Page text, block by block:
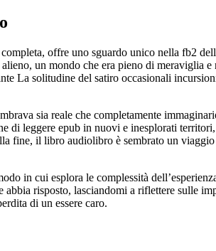
offre uno sguardo unico nella fb2
un mondo che era pieno di meraviglia
La solitudine del satiro occasionali
sia reale che completamente
di leggere epub in nuovi e inesplorati
fine, il libro audiolibro è sembrato un
in cui esplora le complessità
risposto, lasciandomi a riflettere sulle
di un essere caro.